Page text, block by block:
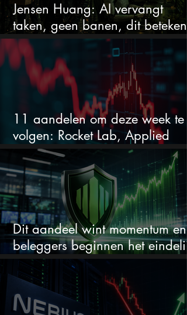
Jensen Huang: AI vervangt
taken, geen banen, dit betekent
het voor AI-aandelen
11 aandelen om deze week te
volgen: Rocket Lab, Applied
Materials en de zwaarste AI-test
Dit aandeel wint momentum en
beleggers beginnen het eindelijk
te zien